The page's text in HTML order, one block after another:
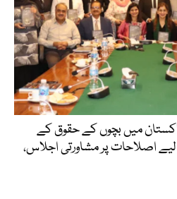
میں بچوں کے حقوق کے
اصلاحات پر مشاورتی اجلاس،